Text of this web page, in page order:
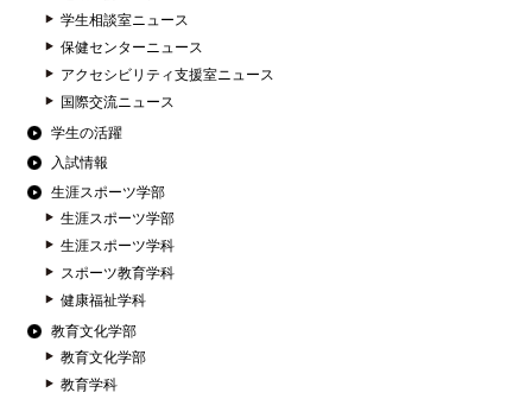
学生相談室ニュース
保健センターニュース
アクセシビリティ支援室ニュース
国際交流ニュース
学生の活躍
入試情報
生涯スポーツ学部
生涯スポーツ学部
生涯スポーツ学科
スポーツ教育学科
健康福祉学科
教育文化学部
教育文化学部
教育学科